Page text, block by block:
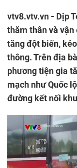
vtv8.vtv.vn - Dịp
thăm thân và vận
tăng đột biến,
thông. Trên địa
phương tiện gia
mạch như Quốc
đường kết nối